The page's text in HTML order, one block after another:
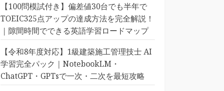
【100問模試付き】偏差値30台でも半年で
TOEIC325点アップの達成方法を完全解説！
｜隙間時間でできる英語学習ロードマップ
【令和8年度対応】1級建築施工管理技士 AI
学習完全パック｜NotebookLM・
ChatGPT・GPTsで一次・二次を最短攻略